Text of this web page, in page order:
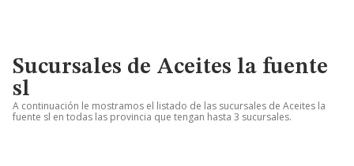
Sucursales de Aceites la fuente
sl
A continuación le mostramos el listado de las sucursales de Aceites la
fuente sl en todas las provincia que tengan hasta 3 sucursales.